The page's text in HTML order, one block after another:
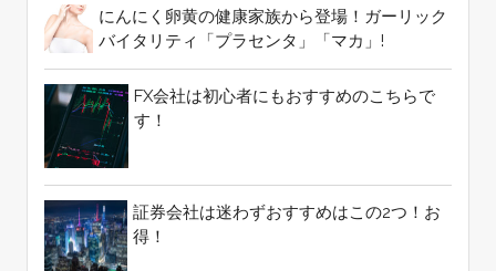
にんにく卵黄の健康家族から登場！ガーリック
バイタリティ「プラセンタ」「マカ」!
FX会社は初心者にもおすすめのこちらで
す！
証券会社は迷わずおすすめはこの2つ！お
得！